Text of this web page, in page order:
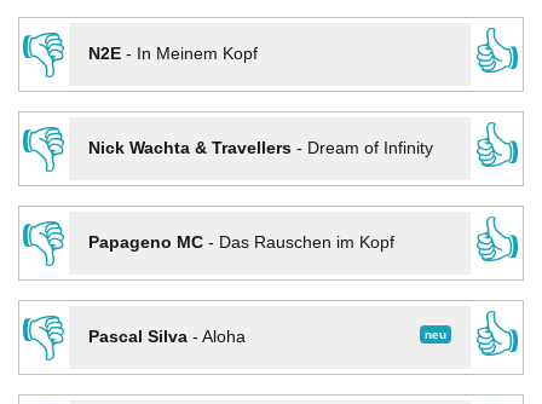
👎
N2E- In Meinem Kopf
👍
👎
Nick Wachta & Travellers- Dream of Infinity
👍
👎
Papageno MC- Das Rauschen im Kopf
👍
👎
neu
Pascal Silva- Aloha
👍